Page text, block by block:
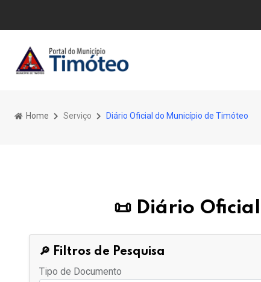
Home Serviço Diário Oficial do Município de Timóteo
📜 Diário
🔎 Filtros de Pesquisa
Tipo de Documento